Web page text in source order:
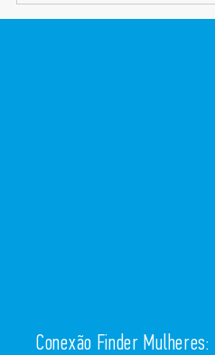
Conexão Finder Mulheres: